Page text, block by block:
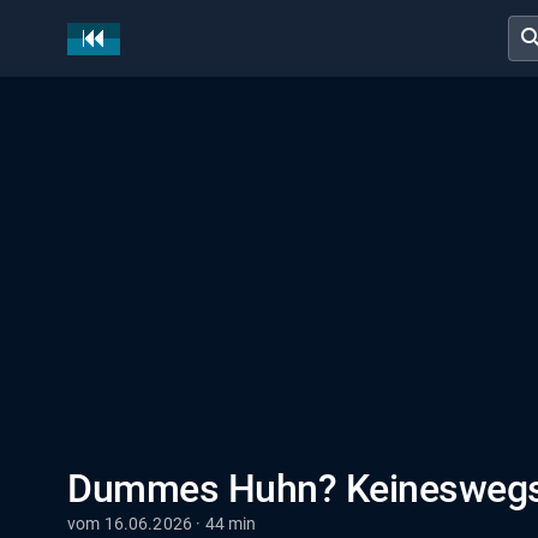
Dummes Huhn?
vom 16.06.2026 · 44 min